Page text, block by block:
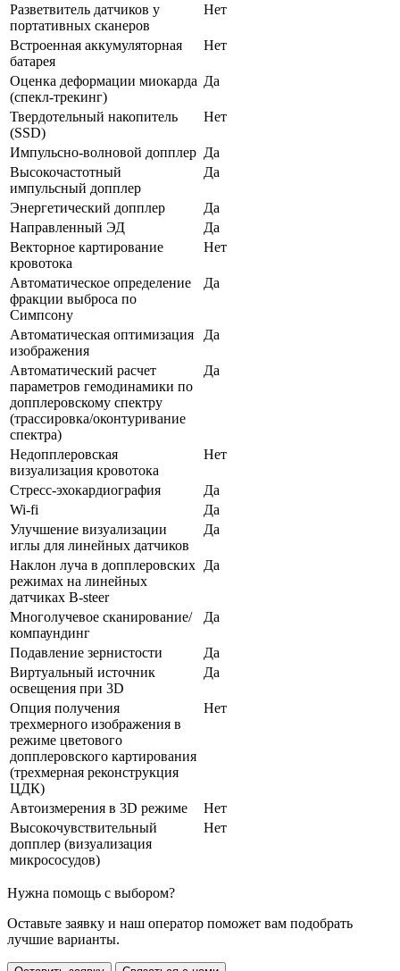
Разветвитель датчиков у
портативных сканеров
Нет
Встроенная аккумуляторная
батарея
Нет
Оценка деформации миокарда
(спекл-трекинг)
Да
Твердотельный накопитель
(SSD)
Нет
Импульсно-волновой допплер Да
Высокочастотный
импульсный допплер
Да
Энергетический допплер
Да
Направленный ЭД
Да
Векторное картирование
кровотока
Нет
Автоматическое определение
фракции выброса по
Симпсону
Да
Автоматическая оптимизация
изображения
Да
Автоматический расчет
параметров гемодинамики по
допплеровскому спектру
(трассировка/оконтуривание
спектра)
Да
Недопплеровская
визуализация кровотока
Нет
Стресс-эхокардиография
Да
Wi-fi
Да
Улучшение визуализации
иглы для линейных датчиков
Да
Наклон луча в допплеровских
режимах на линейных
датчиках B-steer
Да
Многолучевое сканирование/
компаундинг
Да
Подавление зернистости
Да
Виртуальный источник
освещения при 3D
Да
Опция получения
трехмерного изображения в
режиме цветового
допплеровского картирования
(трехмерная реконструкция
ЦДК)
Нет
Автоизмерения в 3D режиме
Нет
Высокочувствительный
допплер (визуализация
микрососудов)
Нет
Нужна помощь с выбором?
Оставьте заявку и наш оператор поможет вам подобрать
лучшие варианты.